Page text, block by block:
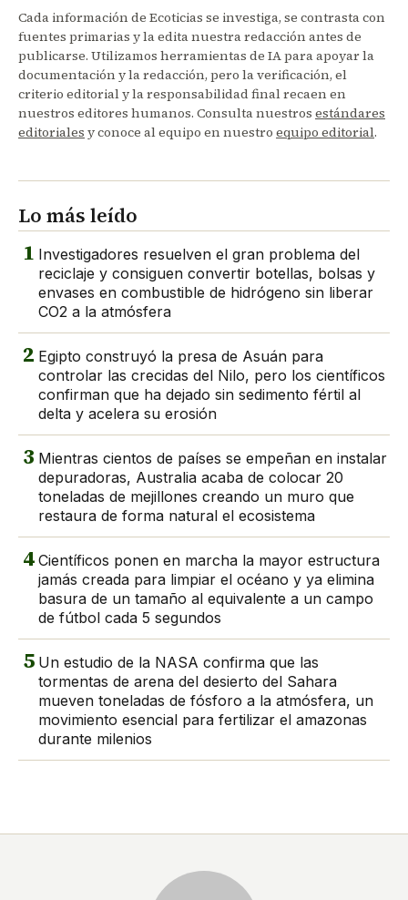
Cada información de Ecoticias se investiga, se contrasta con
fuentes primarias y la edita nuestra redacción antes de
publicarse. Utilizamos herramientas de IA para apoyar la
documentación y la redacción, pero la verificación, el
criterio editorial y la responsabilidad final recaen en
nuestros editores humanos. Consulta nuestros estándares
editoriales y conoce al equipo en nuestro equipo editorial.
Lo más leído
1 Investigadores resuelven el gran problema del
reciclaje y consiguen convertir botellas, bolsas y
envases en combustible de hidrógeno sin liberar
CO2 a la atmósfera
2 Egipto construyó la presa de Asuán para
controlar las crecidas del Nilo, pero los científicos
confirman que ha dejado sin sedimento fértil al
delta y acelera su erosión
3 Mientras cientos de países se empeñan en instalar
depuradoras, Australia acaba de colocar 20
toneladas de mejillones creando un muro que
restaura de forma natural el ecosistema
4 Científicos ponen en marcha la mayor estructura
jamás creada para limpiar el océano y ya elimina
basura de un tamaño al equivalente a un campo
de fútbol cada 5 segundos
5 Un estudio de la NASA confirma que las
tormentas de arena del desierto del Sahara
mueven toneladas de fósforo a la atmósfera, un
movimiento esencial para fertilizar el amazonas
durante milenios